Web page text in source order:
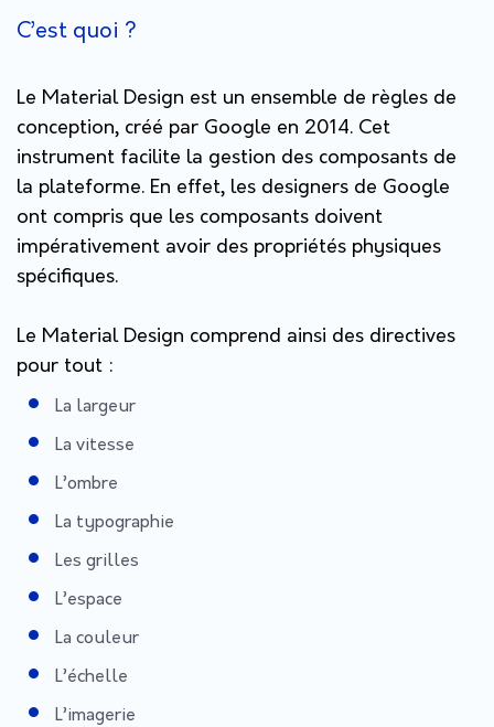
C’est quoi ?
Le Material Design est un ensemble de règles de
conception, créé par Google en 2014. Cet
instrument facilite la gestion des composants de
la plateforme. En effet, les designers de Google
ont compris que les composants doivent
impérativement avoir des propriétés physiques
spécifiques.
Le Material Design comprend ainsi des directives
pour tout :
La largeur
La vitesse
L’ombre
La typographie
Les grilles
L’espace
La couleur
L’échelle
L’imagerie